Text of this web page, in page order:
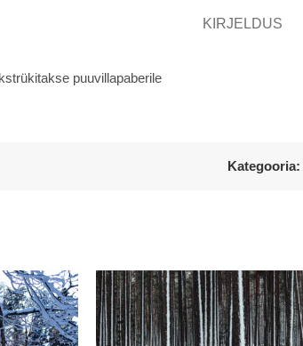
KIRJELDUS
puuvillapaberile
Kategooria: